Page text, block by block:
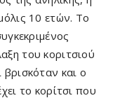
10 ετών. Το
του κοριτσιού
και ο
το κορίτσι που